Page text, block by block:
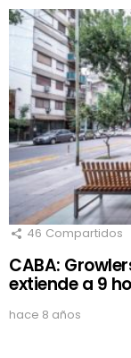
46 Compartidos
CABA:
extiende a 9
hace 8 años